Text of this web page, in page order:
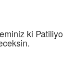
ki Patiliyo